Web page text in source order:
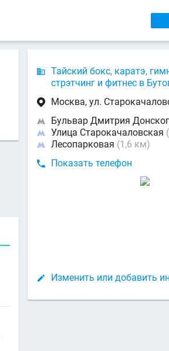

Тайский бокс, каратэ,
стрэтчинг и фитнес в
 Москва, ул.
 Бульвар Дмитрия
 Улица Старокачаловская
 Лесопарковая (1,6 км)
 Показать телефон
 Изменить или добавить